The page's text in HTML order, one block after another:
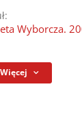
Wyborcza.
Więcej